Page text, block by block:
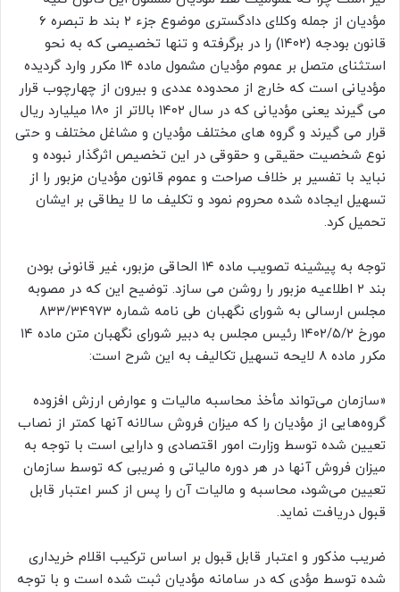
مؤدیان از جمله وکلای دادگستری موضوع جزء ۲ بند ط تبصره ۶
قانون بودجه (۱۴۰۲) را در برگرفته و تنها تخصیصی که به نحو
استثنای متصل بر عموم مؤدیان مشمول ماده ۱۴ مکرر وارد گردیده
مؤدیانی است که خارج از محدوده عددی و بیرون از چهارچوب قرار
می گیرند یعنی مؤدیانی که در سال ۱۴۰۲ بالاتر از ۱۸۰ میلیارد ریال
قرار می گیرند و گروه های مختلف مؤدیان و مشاغل مختلف و حتی
نوع شخصیت حقیقی و حقوقی در این تخصیص اثرگذار نبوده و
نباید با تفسیر بر خلاف صراحت و عموم قانون مؤدیان مزبور را از
تسهیل ایجاده شده محروم نمود و تکلیف ما لا یطاقی بر ایشان
تحمیل کرد.
توجه به پیشینه تصویب ماده ۱۴ الحاقی مزبور، غیر قانونی بودن
بند ۲ اطلاعیه مزبور را روشن می سازد. توضیح این که در مصوبه
مجلس ارسالی به شورای نگهبان طی نامه شماره ۸۳۳/۳۴۹۷۳
مورخ ۱۴۰۲/۵/۲ رئیس مجلس به دبیر شورای نگهبان متن ماده ۱۴
مکرر ماده ۸ لایحه تسهیل تکالیف به این شرح است:
«سازمان می‌تواند مأخذ محاسبه مالیات و عوارض ارزش افزوده
گروه‌هایی از مؤدیان را که میزان فروش سالانه آنها کمتر از نصاب
تعیین شده توسط وزارت امور اقتصادی و دارایی است با توجه به
میزان فروش آنها در هر دوره مالیاتی و ضریبی که توسط سازمان
تعیین می‌شود، محاسبه و مالیات آن را پس از کسر اعتبار قابل
قبول دریافت نماید.
ضریب مذکور و اعتبار قابل قبول بر اساس ترکیب اقلام خریداری
شده توسط مؤدی که در سامانه مؤدیان ثبت شده است و با توجه